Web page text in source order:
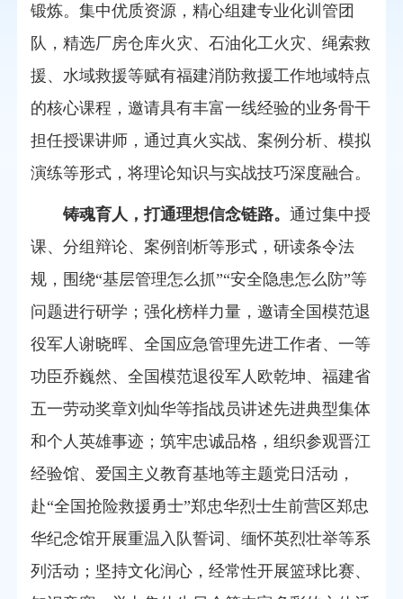
锻炼。集中优质资源，精心组建专业化训管团
队，精选厂房仓库火灾、石油化工火灾、绳索救
援、水域救援等赋有福建消防救援工作地域特点
的核心课程，邀请具有丰富一线经验的业务骨干
担任授课讲师，通过真火实战、案例分析、模拟
演练等形式，将理论知识与实战技巧深度融合。
铸魂育人，打通理想信念链路。 通过集中授
课、分组辩论、案例剖析等形式，研读条令法
规，围绕“基层管理怎么抓”“安全隐患怎么防”等
问题进行研学；强化榜样力量，邀请全国模范退
役军人谢晓晖、全国应急管理先进工作者、一等
功臣乔巍然、全国模范退役军人欧乾坤、福建省
五一劳动奖章刘灿华等指战员讲述先进典型集体
和个人英雄事迹；筑牢忠诚品格，组织参观晋江
经验馆、爱国主义教育基地等主题党日活动，
赴“全国抢险救援勇士”郑忠华烈士生前营区郑忠
华纪念馆开展重温入队誓词、缅怀英烈壮举等系
列活动；坚持文化润心，经常性开展篮球比赛、